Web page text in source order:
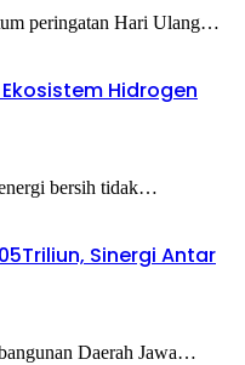
peringatan Hari Ulang…
Hidrogen
bersih tidak…
Sinergi Antar
Daerah Jawa…